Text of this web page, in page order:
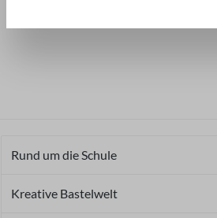
Tauchen Sie ein in unsere Welt
Rund um die Schule
Kreative Bastelwelt